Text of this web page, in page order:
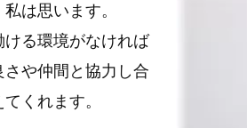
は思います。
る環境がなければ
さや仲間と協力し合
くれます。